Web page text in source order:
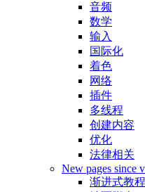
音频
数学
输入
国际化
着色
网络
插件
多线程
创建内容
优化
法律相关
New pages since
渐进式教程